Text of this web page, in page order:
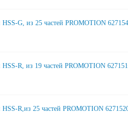
HSS-G, из 25 частей PROMOTION
HSS-R, из 19 частей PROMOTION
HSS-R,из 25 частей PROMOTION